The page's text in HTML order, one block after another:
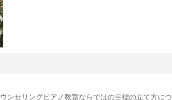
ンセリングピアノ教室ならではの目標の立て方につ